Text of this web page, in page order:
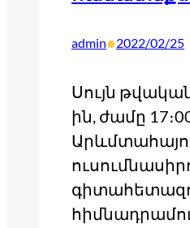
admin•2022/02/25
Սույն
ին, ժամը